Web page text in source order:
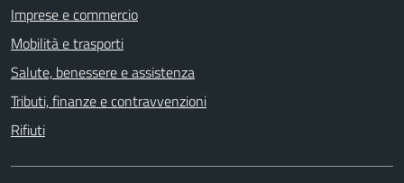
Imprese e commercio
Mobilità e trasporti
Salute, benessere e assistenza
Tributi, finanze e contravvenzioni
Rifiuti